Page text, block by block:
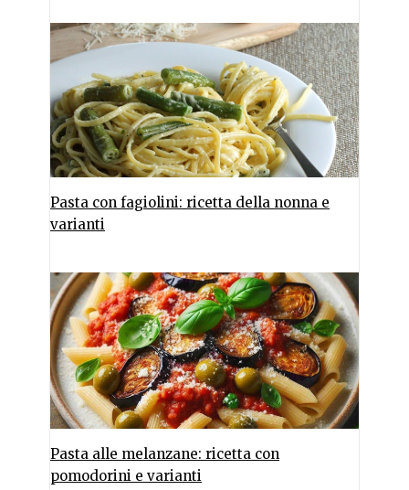
Pasta con fagiolini: ricetta della nonna e
varianti
Pasta alle melanzane: ricetta con
pomodorini e varianti